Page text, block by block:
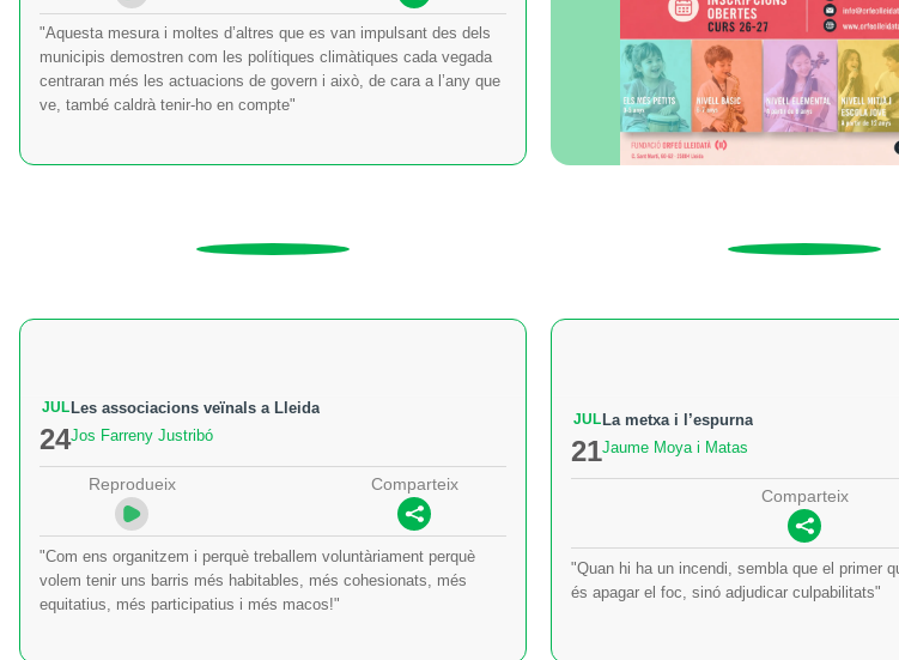
"Aquesta mesura i moltes d’altres que es van impulsant des dels
municipis demostren com les polítiques climàtiques cada vegada
centraran més les actuacions de govern i això, de cara a l’any que
ve, també caldrà tenir-ho en compte"
JUL
24
Les associacions veïnals a Lleida
Jos Farreny Justribó
Reprodueix Comparteix
"Com ens organitzem i perquè treballem voluntàriament perquè
volem tenir uns barris més habitables, més cohesionats, més
equitatius, més participatius i més macos!"
JUL
21
La metxa i l’espurna
Jaume Moya i Matas
Comparteix
"Quan hi ha un incendi, sembla que el primer
és apagar el foc, sinó adjudicar culpabilitats"